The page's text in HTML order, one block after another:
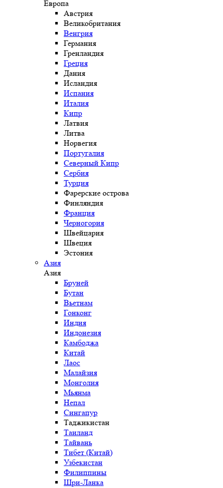
Европа
Австрия
Великобритания
Венгрия
Германия
Гренландия
Греция
Дания
Исландия
Испания
Италия
Кипр
Латвия
Литва
Норвегия
Португалия
Северный Кипр
Сербия
Турция
Фарерские острова
Финляндия
Франция
Черногория
Швейцария
Швеция
Эстония
Азия
Азия
Бруней
Бутан
Вьетнам
Гонконг
Индия
Индонезия
Камбоджа
Китай
Лаос
Малайзия
Монголия
Мьянма
Непал
Сингапур
Таджикистан
Таиланд
Тайвань
Тибет (Китай)
Узбекистан
Филиппины
Шри-Ланка